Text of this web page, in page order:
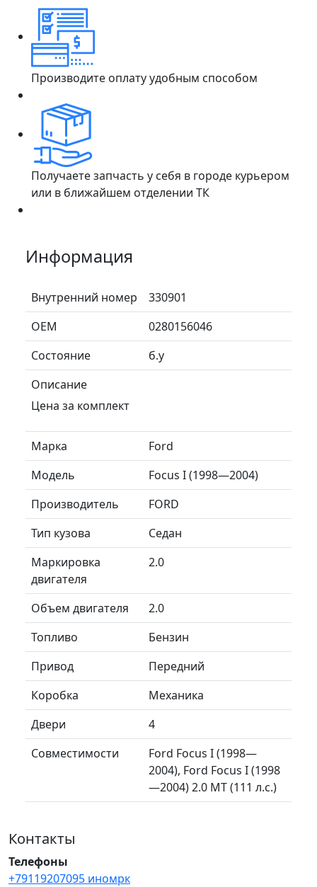
Производите оплату удобным способом
Получаете запчасть у себя в городе курьером
или в ближайшем отделении ТК
Информация
Внутренний номер
330901
ОЕМ
0280156046
Состояние
б.у
Описание
Цена за комплект
Марка
Ford
Модель
Focus I (1998—2004)
Производитель
FORD
Тип кузова
Седан
Маркировка
двигателя
2.0
Объем двигателя
2.0
Топливо
Бензин
Привод
Передний
Коробка
Механика
Двери
4
Совместимости
Ford Focus I (1998—
2004), Ford Focus I (1998
—2004) 2.0 MT (111 л.с.)
Контакты
Телефоны
+79119207095 иномрк